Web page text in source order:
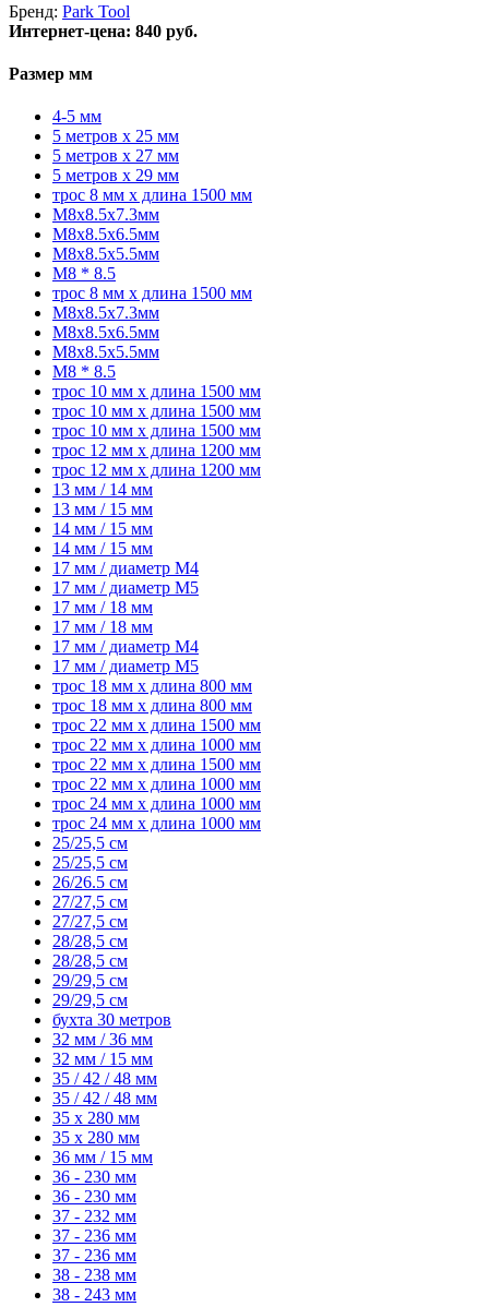
Бренд: Park Tool
Интернет-цена: 840 руб.
Размер мм
4-5 мм
5 метров x 25 мм
5 метров x 27 мм
5 метров x 29 мм
трос 8 мм x длина 1500 мм
M8x8.5x7.3мм
M8x8.5x6.5мм
M8x8.5x5.5мм
M8 * 8.5
трос 8 мм x длина 1500 мм
M8x8.5x7.3мм
M8x8.5x6.5мм
M8x8.5x5.5мм
M8 * 8.5
трос 10 мм x длина 1500 мм
трос 10 мм x длина 1500 мм
трос 10 мм x длина 1500 мм
трос 12 мм x длина 1200 мм
трос 12 мм x длина 1200 мм
13 мм / 14 мм
13 мм / 15 мм
14 мм / 15 мм
14 мм / 15 мм
17 мм / диаметр M4
17 мм / диаметр M5
17 мм / 18 мм
17 мм / 18 мм
17 мм / диаметр M4
17 мм / диаметр M5
трос 18 мм x длина 800 мм
трос 18 мм x длина 800 мм
трос 22 мм x длина 1500 мм
трос 22 мм x длина 1000 мм
трос 22 мм x длина 1500 мм
трос 22 мм x длина 1000 мм
трос 24 мм x длина 1000 мм
трос 24 мм x длина 1000 мм
25/25,5 см
25/25,5 см
26/26.5 см
27/27,5 см
27/27,5 см
28/28,5 см
28/28,5 см
29/29,5 см
29/29,5 см
бухта 30 метров
32 мм / 36 мм
32 мм / 15 мм
35 / 42 / 48 мм
35 / 42 / 48 мм
35 x 280 мм
35 x 280 мм
36 мм / 15 мм
36 - 230 мм
36 - 230 мм
37 - 232 мм
37 - 236 мм
37 - 236 мм
38 - 238 мм
38 - 243 мм